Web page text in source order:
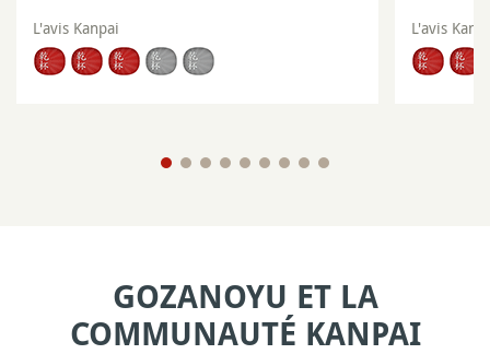
L'avis Kanpai L'avis
GOZANOYU ET LA
COMMUNAUTÉ KANPAI